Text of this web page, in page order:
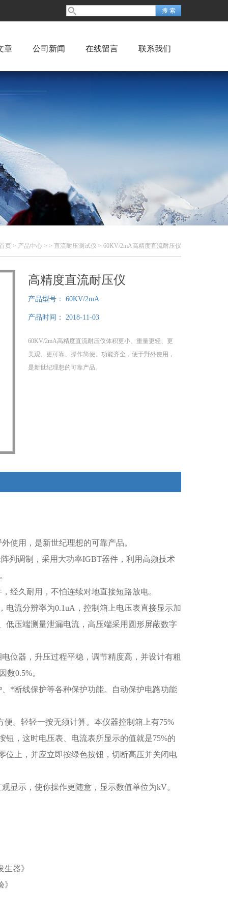
章 公司新闻 在线留言 联系我们
页 > 产品中心 > > 直流耐压测试仪 > 60KV/2mA高精度直流耐压仪
高精度直流耐压仪
产品型号： 60KV/2mA
产品时间： 2018-11-03
60KV/2mA高精度直流耐压仪体积更小、重量更轻、更
美观、更可靠、操作简便、功能齐全，便于野外使用，
是新世纪理想的可靠产品。
使用，是新世纪理想的可靠产品。
列调制，采用大功率IGBT器件，利用高频技术
经久耐用，不怕连续对地直接短路放电。
电流分辨率为0.1uA，控制箱上电压表直接显示加
低压端测量泄漏电流，高压端采用圆形屏蔽数字
位器，升压过程平稳，调节精度高，并设计有粗
数0.5%。
*断线保护等各种保护功能。自动保护电路功能
。轻轻一按无须计算。本仪器控制箱上有75%
钮，这时电压表、电流表所显示的值就是75%的
位上，并应立即按绿色按钮，切断高压并关闭电
显示，使你操作更随意，显示数值单位为kV。
器》